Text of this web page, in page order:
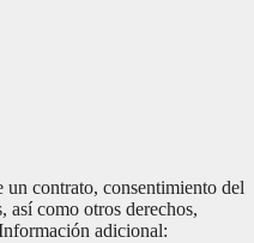
contrato, consentimiento del
así como otros derechos,
adicional: